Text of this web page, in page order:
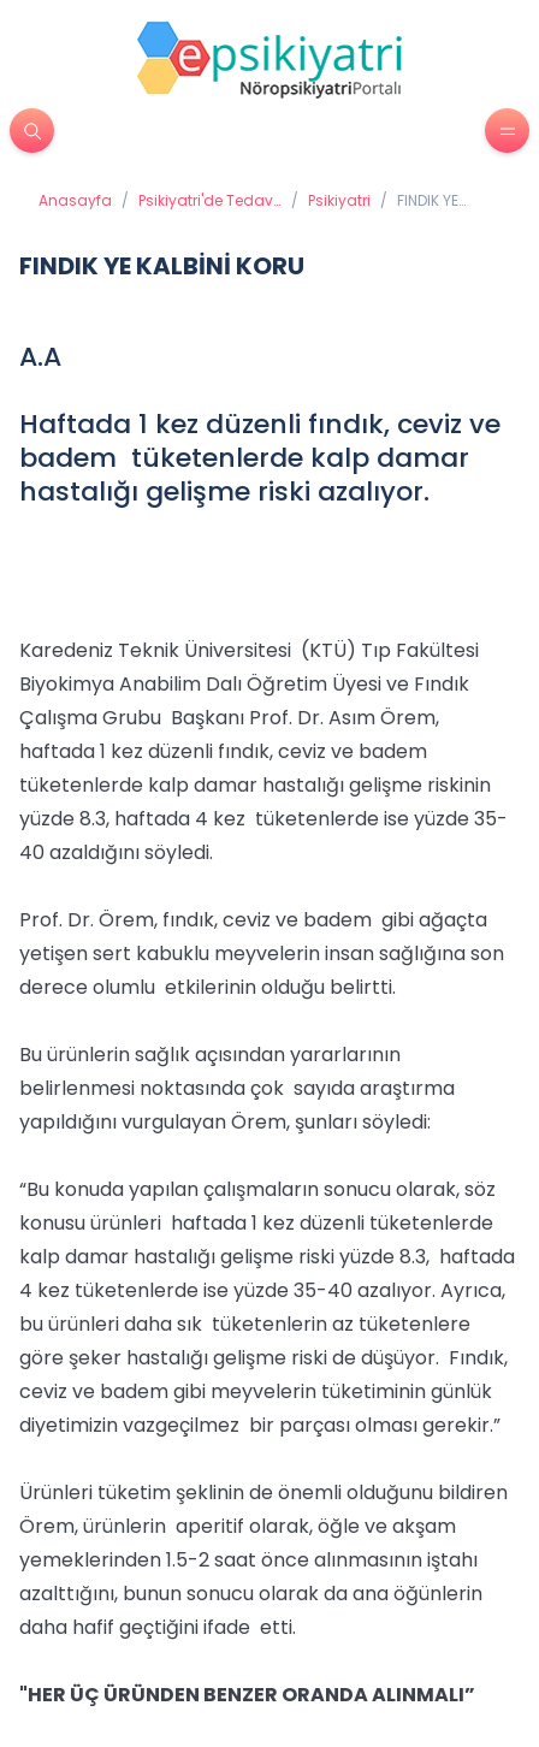
Anasayfa / Psikiyatri'de Tedavi
/ Psikiyatri / FINDIK YE
FINDIK YE KALBİNİ KORU
A.A
Haftada 1 kez düzenli fındık, ceviz ve
badem tüketenlerde kalp damar
hastalığı gelişme riski azalıyor.
Karedeniz Teknik Üniversitesi (KTÜ) Tıp Fakültesi
Biyokimya Anabilim Dalı Öğretim Üyesi ve Fındık
Çalışma Grubu Başkanı Prof. Dr. Asım Örem,
haftada 1 kez düzenli fındık, ceviz ve badem
tüketenlerde kalp damar hastalığı gelişme riskinin
yüzde 8.3, haftada 4 kez tüketenlerde ise yüzde 35-
40 azaldığını söyledi.
Prof. Dr. Örem, fındık, ceviz ve badem gibi ağaçta
yetişen sert kabuklu meyvelerin insan sağlığına son
derece olumlu etkilerinin olduğu belirtti.
Bu ürünlerin sağlık açısından yararlarının
belirlenmesi noktasında çok sayıda araştırma
yapıldığını vurgulayan Örem, şunları söyledi:
“Bu konuda yapılan çalışmaların sonucu olarak, söz
konusu ürünleri haftada 1 kez düzenli tüketenlerde
kalp damar hastalığı gelişme riski yüzde 8.3, haftada
4 kez tüketenlerde ise yüzde 35-40 azalıyor. Ayrıca,
bu ürünleri daha sık tüketenlerin az tüketenlere
göre şeker hastalığı gelişme riski de düşüyor. Fındık,
ceviz ve badem gibi meyvelerin tüketiminin günlük
diyetimizin vazgeçilmez bir parçası olması gerekir.”
Ürünleri tüketim şeklinin de önemli olduğunu bildiren
Örem, ürünlerin aperitif olarak, öğle ve akşam
yemeklerinden 1.5-2 saat önce alınmasının iştahı
azalttığını, bunun sonucu olarak da ana öğünlerin
daha hafif geçtiğini ifade etti.
"HER ÜÇ ÜRÜNDEN BENZER ORANDA ALINMALI”